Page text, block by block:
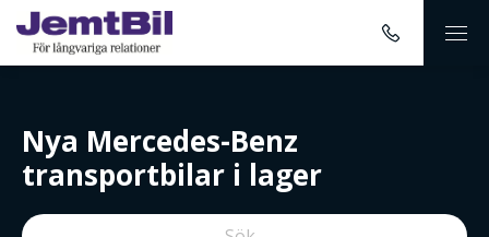
Nya Mercedes-Benz
transportbilar i lager